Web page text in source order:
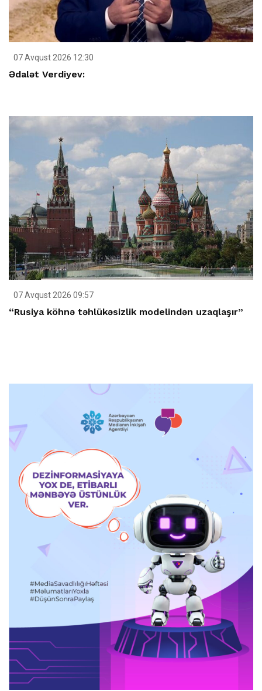
07 Avqust 2026 12:30
Ədalət Verdiyev:
07 Avqust 2026 09:57
“Rusiya köhnə təhlükəsizlik modelindən uzaqlaşır”